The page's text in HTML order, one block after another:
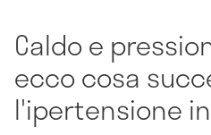
Caldo e
ecco cosa
l'ipertensione